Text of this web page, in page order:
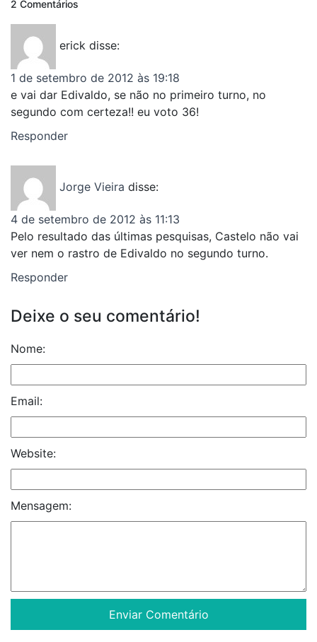
2 Comentários
erick disse:
1 de setembro de 2012 às 19:18
e vai dar Edivaldo, se não no primeiro turno, no
segundo com certeza!! eu voto 36!
Responder
Jorge Vieira disse:
4 de setembro de 2012 às 11:13
Pelo resultado das últimas pesquisas, Castelo não vai
ver nem o rastro de Edivaldo no segundo turno.
Responder
Deixe o seu comentário!
Nome:
Email:
Website:
Mensagem: